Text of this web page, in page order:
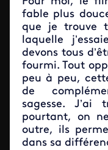
fable plus
que je trouve
laquelle
devons tous
fourmi. Tout
peu à peu,
de
sagesse.
pourtant, on
outre, ils
dans sa